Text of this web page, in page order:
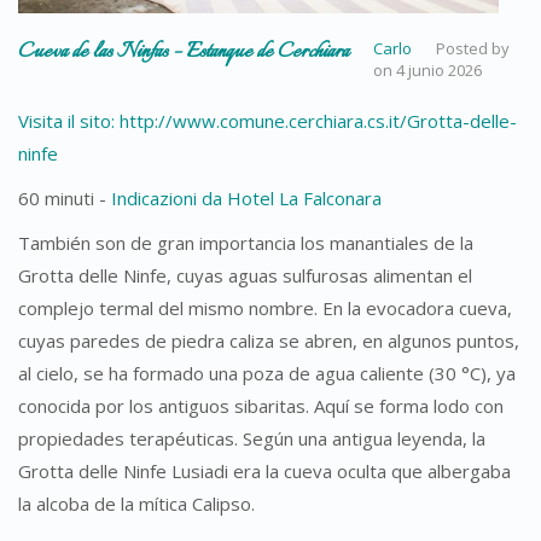
Cueva de las Ninfas – Estanque de Cerchiara Posted by
Carlo
on 4 junio 2026
Visita il sito: http://www.comune.cerchiara.cs.it/Grotta-delle-
ninfe
60 minuti - Indicazioni da Hotel La Falconara
También son de gran importancia los manantiales de la
Grotta delle Ninfe, cuyas aguas sulfurosas alimentan el
complejo termal del mismo nombre. En la evocadora cueva,
cuyas paredes de piedra caliza se abren, en algunos puntos,
al cielo, se ha formado una poza de agua caliente (30 °C), ya
conocida por los antiguos sibaritas. Aquí se forma lodo con
propiedades terapéuticas. Según una antigua leyenda, la
Grotta delle Ninfe Lusiadi era la cueva oculta que albergaba
la alcoba de la mítica Calipso.